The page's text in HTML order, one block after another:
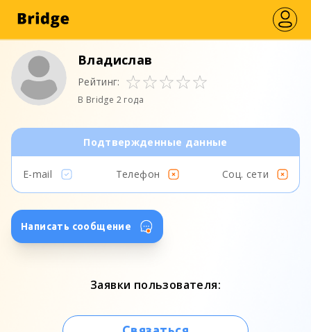
Владислав
Рейтинг:
В Bridge 2 года
Подтвержденные данные
E-mail Телефон Соц. сети
Написать сообщение
Заявки пользователя: